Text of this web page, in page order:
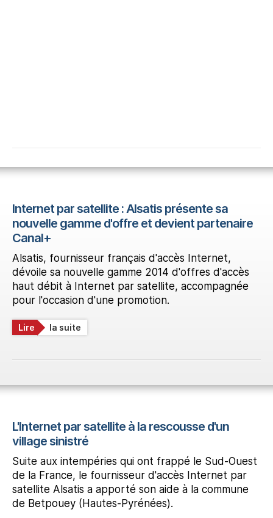
Internet par satellite : Alsatis présente sa
nouvelle gamme d'offre et devient partenaire
Canal+
Alsatis, fournisseur français d'accès Internet,
dévoile sa nouvelle gamme 2014 d'offres d'accès
haut débit à Internet par satellite, accompagnée
pour l'occasion d'une promotion.
Lire la suite
L'Internet par satellite à la rescousse d'un
village sinistré
Suite aux intempéries qui ont frappé le Sud-Ouest
de la France, le fournisseur d'accès Internet par
satellite Alsatis a apporté son aide à la commune
de Betpouey (Hautes-Pyrénées).